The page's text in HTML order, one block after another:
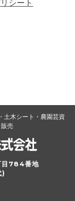
シート
土木シート・農園芸資
売
目784番地
)